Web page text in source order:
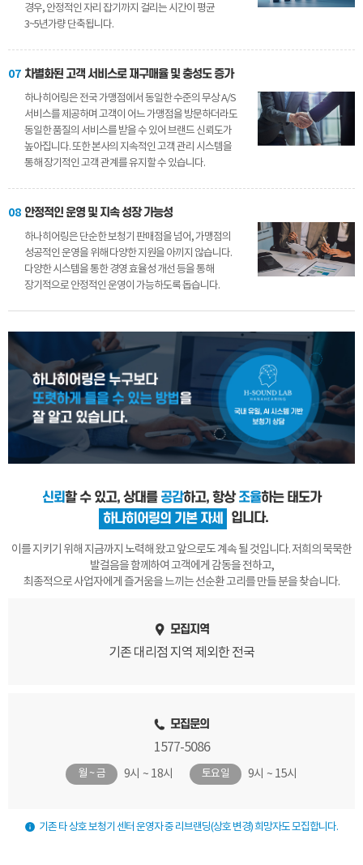
경우, 안정적인 자리 잡기까지 걸리는 시간이 평균
3~5년가량 단축됩니다.
07 차별화된 고객 서비스로 재구매율 및 충성도 증가
하나히어링은 전국 가맹점에서 동일한 수준의 무상 A/S
서비스를 제공하며 고객이 어느 가맹점을 방문하더라도
동일한 품질의 서비스를 받을 수 있어 브랜드 신뢰도가
높아집니다. 또한 본사의 지속적인 고객 관리 시스템을
통해 장기적인 고객 관계를 유지할 수 있습니다.
08 안정적인 운영 및 지속 성장 가능성
하나히어링은 단순한 보청기 판매점을 넘어, 가맹점의
성공적인 운영을 위해 다양한 지원을 아끼지 않습니다.
다양한 시스템을 통한 경영 효율성 개선 등을 통해
장기적으로 안정적인 운영이 가능하도록 돕습니다.
신뢰할 수 있고, 상대를 공감하고, 항상조율하는 태도가
하나히어링의 기본 자세
입니다.
이를 지키기 위해 지금까지 노력해 왔고 앞으로도 계속 될 것입니다. 저희의 묵묵한
발걸음을 함께하여 고객에게 감동을 전하고,
최종적으로 사업자에게 즐거움을 느끼는 선순환 고리를 만들 분을 찾습니다.
모집지역
기존 대리점 지역 제외한 전국
모집문의
1577-5086
월 ~ 금 9시 ~ 18시 토요일 9시 ~ 15시
기존 타 상호 보청기 센터 운영자 중 리브랜딩(상호 변경) 희망자도 모집합니다.